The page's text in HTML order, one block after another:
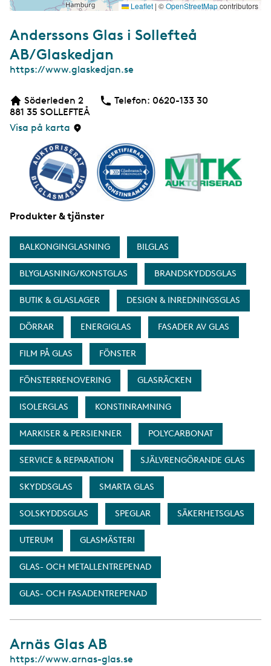
Leaflet | ©OpenStreetMapcontributors
Anderssons Glas i Sollefteå
AB/Glaskedjan
W
b
s
i
https://www.glaskedjan.se
Söderleden 2
881 35 SOLLEFTEÅ
Visa på karta
Telefon: Telefon
0620-133 30
Produkter & tjänster
BALKONGINGLASNING BILGLAS
BLYGLASNING/KONSTGLAS BRANDSKYDDSGLAS
BUTIK & GLASLAGER DESIGN & INREDNINGSGLAS
DÖRRAR ENERGIGLAS FASADER AV GLAS
FILM PÅ GLAS FÖNSTER
FÖNSTERRENOVERING GLASRÄCKEN
ISOLERGLAS KONSTINRAMNING
MARKISER & PERSIENNER POLYCARBONAT
SERVICE & REPARATION SJÄLVRENGÖRANDE GLAS
SKYDDSGLAS SMARTA GLAS
SOLSKYDDSGLAS SPEGLAR SÄKERHETSGLAS
UTERUM GLASMÄSTERI
GLAS- OCH METALLENTREPENAD
GLAS- OCH FASADENTREPENAD
Arnäs Glas AB
W
https://www.arnas-glas.se